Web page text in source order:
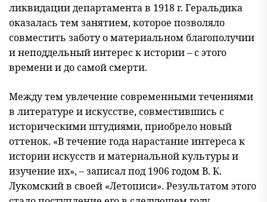
ликвидации департамента в 1918 г. Геральдика
оказалась тем занятием, которое позволяло
совместить заботу о материальном благополучии
и неподдельный интерес к истории – с этого
времени и до самой смерти.
Между тем увлечение современными течениями
в литературе и искусстве, совместившись с
историческими штудиями, приобрело новый
оттенок. «В течение года нарастание интереса к
истории искусств и материальной культуры и
изучение их», – записал под 1906 годом В. К.
Лукомский в своей «Летописи». Результатом этого